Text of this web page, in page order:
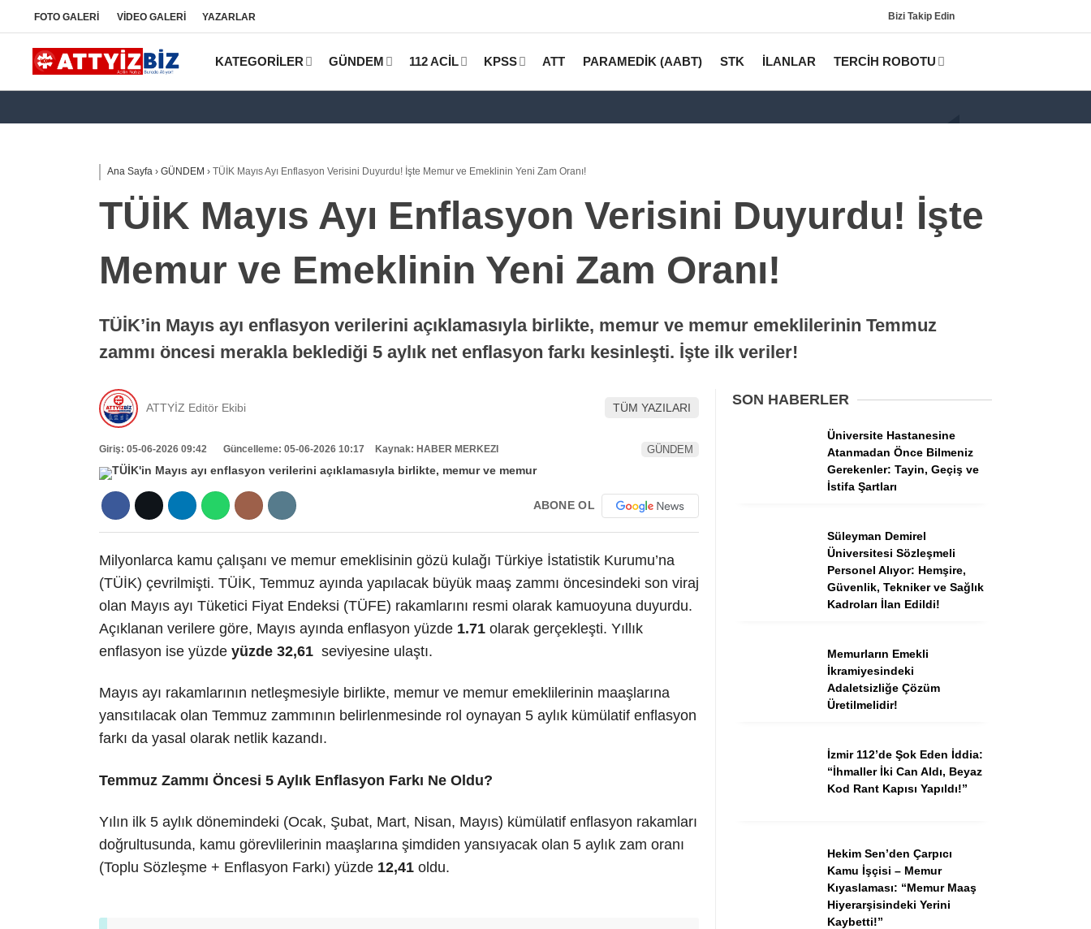
Tercih Robotu (Lisans)
Tercih Robotu (Lise)
Instagram
FOTO GALERİ VİDEO GALERİ YAZARLAR Bizi Takip Edin
KATEGORİLER GÜNDEM 112 ACİL KPSS ATT PARAMEDİK (AABT) STK İLANLAR TERCİH ROBOTU
Ana Sayfa › GÜNDEM › TÜİK Mayıs Ayı Enflasyon Verisini Duyurdu! İşte Memur ve Emeklinin Yeni Zam Oranı!
TÜİK Mayıs Ayı Enflasyon Verisini Duyurdu! İşte
Memur ve Emeklinin Yeni Zam Oranı!
TÜİK’in Mayıs ayı enflasyon verilerini açıklamasıyla birlikte, memur ve memur emeklilerinin Temmuz
zammı öncesi merakla beklediği 5 aylık net enflasyon farkı kesinleşti. İşte ilk veriler!
ATTYİZ Editör Ekibi TÜM YAZILARI
Giriş: 05-06-2026 09:42 Güncelleme: 05-06-2026 10:17 Kaynak: HABER MERKEZI GÜNDEM
ABONE OL
Milyonlarca kamu çalışanı ve memur emeklisinin gözü kulağı Türkiye İstatistik Kurumu’na
(TÜİK) çevrilmişti. TÜİK, Temmuz ayında yapılacak büyük maaş zammı öncesindeki son viraj
olan Mayıs ayı Tüketici Fiyat Endeksi (TÜFE) rakamlarını resmi olarak kamuoyuna duyurdu.
Açıklanan verilere göre, Mayıs ayında enflasyon yüzde 1.71 olarak gerçekleşti. Yıllık
enflasyon ise yüzde yüzde 32,61 seviyesine ulaştı.
Mayıs ayı rakamlarının netleşmesiyle birlikte, memur ve memur emeklilerinin maaşlarına
yansıtılacak olan Temmuz zammının belirlenmesinde rol oynayan 5 aylık kümülatif enflasyon
farkı da yasal olarak netlik kazandı.
Temmuz Zammı Öncesi 5 Aylık Enflasyon Farkı Ne Oldu?
Yılın ilk 5 aylık dönemindeki (Ocak, Şubat, Mart, Nisan, Mayıs) kümülatif enflasyon rakamları
doğrultusunda, kamu görevlilerinin maaşlarına şimdiden yansıyacak olan 5 aylık zam oranı
(Toplu Sözleşme + Enflasyon Farkı) yüzde 12,41 oldu.
SON HABERLER
Üniversite Hastanesine
Atanmadan Önce Bilmeniz
Gerekenler: Tayin, Geçiş ve
İstifa Şartları
Süleyman Demirel
Üniversitesi Sözleşmeli
Personel Alıyor: Hemşire,
Güvenlik, Tekniker ve Sağlık
Kadroları İlan Edildi!
Memurların Emekli
İkramiyesindeki
Adaletsizliğe Çözüm
Üretilmelidir!
İzmir 112’de Şok Eden İddia:
“İhmaller İki Can Aldı, Beyaz
Kod Rant Kapısı Yapıldı!”
Hekim Sen’den Çarpıcı
Kamu İşçisi – Memur
Kıyaslaması: “Memur Maaş
Hiyerarşisindeki Yerini
Kaybetti!”